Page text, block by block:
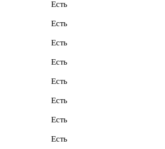
Есть
Есть
Есть
Есть
Есть
Есть
Есть
Есть